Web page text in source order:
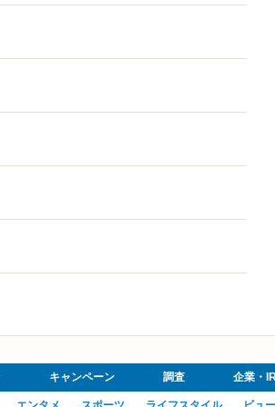
キャンペーン 調査 企業・